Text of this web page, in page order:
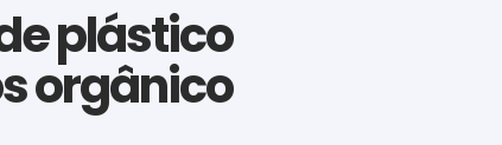
plástico
orgânico